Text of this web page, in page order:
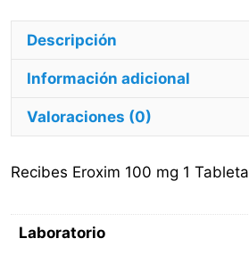
Descripción
Información adicional
Valoraciones (0)
Recibes Eroxim 100 mg 1 Tableta
Laboratorio